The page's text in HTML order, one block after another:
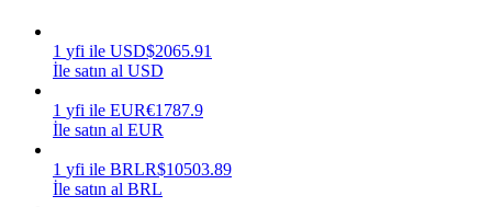
Power Piggy
1 yfi ile USD$2065.91
İle satın al USD
1 yfi ile EUR€1787.9
İle satın al EUR
1 yfi ile BRLR$10503.89
İle satın al BRL